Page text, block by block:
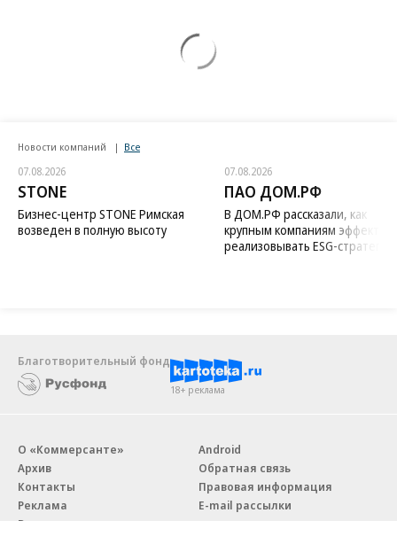
Новости компаний Все
07.08.2026
STONE
Бизнес-центр STONE Римская
возведен в полную высоту
07.08.2026
ПАО ДОМ.РФ
В ДОМ.РФ рассказали, как
крупным компаниям
реализовывать ESG-стратегию
Благотворительный фонд
18+ реклама
О «Коммерсанте»
Архив
Контакты
Реклама
Вакансии
Android
Обратная связь
Правовая информация
E-mail рассылки